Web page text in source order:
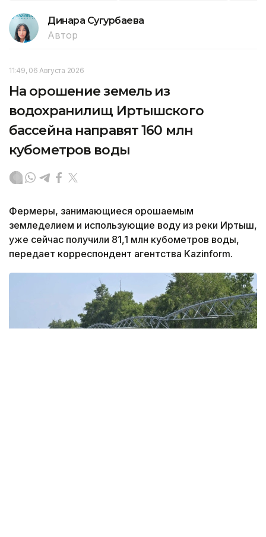
Динара Сугурбаева
Автор
11:49, 06 Августа 2026
На орошение земель из
водохранилищ Иртышского
бассейна направят 160 млн
кубометров воды
Фермеры, занимающиеся орошаемым
земледелием и использующие воду из реки Иртыш,
уже сейчас получили 81,1 млн кубометров воды,
передает корреспондент агентства Kazinform.